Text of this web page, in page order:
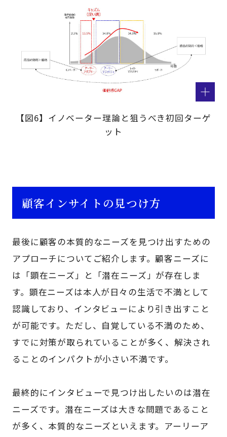
【図6】イノベーター理論と狙うべき初回ターゲ
ット
顧客インサイトの見つけ方
最後に顧客の本質的なニーズを見つけ出すための
アプローチについてご紹介します。顧客ニーズに
は「顕在ニーズ」と「潜在ニーズ」が存在しま
す。顕在ニーズは本人が日々の生活で不満として
認識しており、インタビューにより引き出すこと
が可能です。ただし、自覚している不満のため、
すでに対策が取られていることが多く、解決され
ることのインパクトが小さい不満です。
最終的にインタビューで見つけ出したいのは潜在
ニーズです。潜在ニーズは大きな問題であること
が多く、本質的なニーズといえます。アーリーア